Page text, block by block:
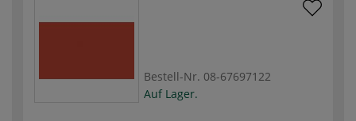
Bestell-Nr. 08-67697122
Auf Lager.